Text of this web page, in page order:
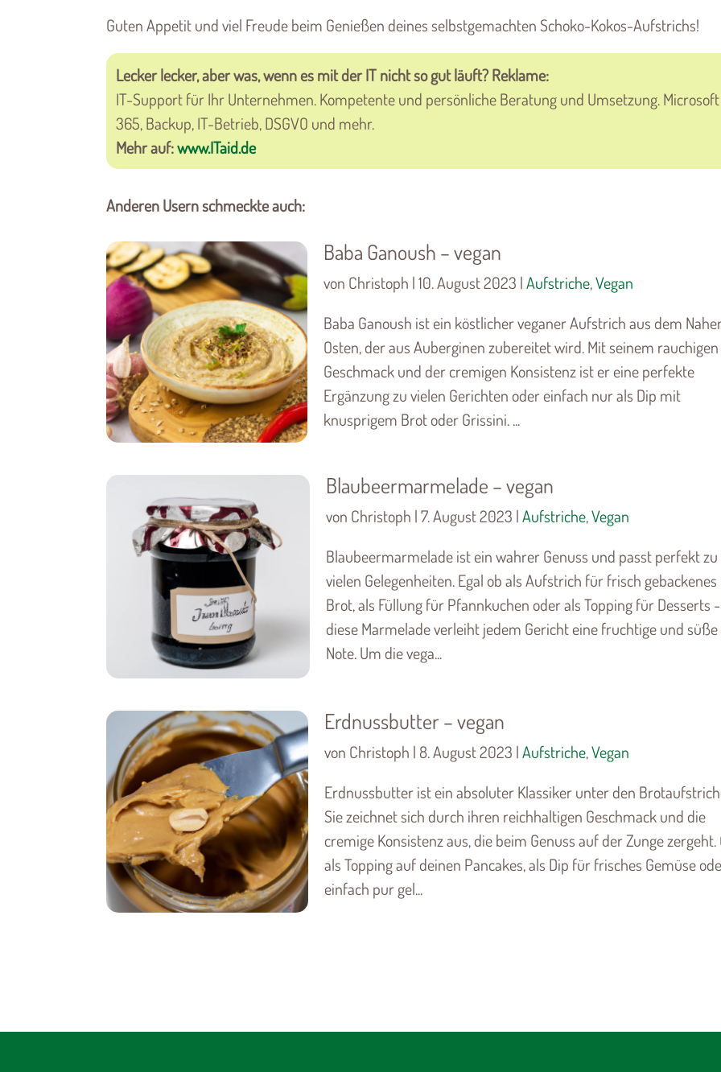
Guten Appetit und viel Freude beim Genießen deines selbstgemachten Schoko-Kokos-Aufstrichs!
Lecker lecker, aber was, wenn es mit der IT nicht so gut läuft? Reklame:
IT-Support für Ihr Unternehmen. Kompetente und persönliche Beratung und Umsetzung. Microsoft
365, Backup, IT-Betrieb, DSGVO und mehr.
Mehr auf:www.ITaid.de
Anderen Usern schmeckte auch:
Baba Ganoush – vegan
von Christoph | 10. August 2023 |Aufstriche,Vegan
Baba Ganoush ist ein köstlicher veganer Aufstrich aus dem
Osten, der aus Auberginen zubereitet wird. Mit seinem rauchigen
Geschmack und der cremigen Konsistenz ist er eine perfekte
Ergänzung zu vielen Gerichten oder einfach nur als Dip mit
knusprigem Brot oder Grissini. ...
Blaubeermarmelade – vegan
von Christoph | 7. August 2023 |Aufstriche,Vegan
Blaubeermarmelade ist ein wahrer Genuss und passt perfekt zu
vielen Gelegenheiten. Egal ob als Aufstrich für frisch gebackenes
Brot, als Füllung für Pfannkuchen oder als Topping für Desserts -
diese Marmelade verleiht jedem Gericht eine fruchtige und süße
Note. Um die vega...
Erdnussbutter – vegan
von Christoph | 8. August 2023 |Aufstriche,Vegan
Erdnussbutter ist ein absoluter Klassiker unter den
Sie zeichnet sich durch ihren reichhaltigen Geschmack und die
cremige Konsistenz aus, die beim Genuss auf der Zunge zergeht.
als Topping auf deinen Pancakes, als Dip für frisches Gemüse
einfach pur gel...